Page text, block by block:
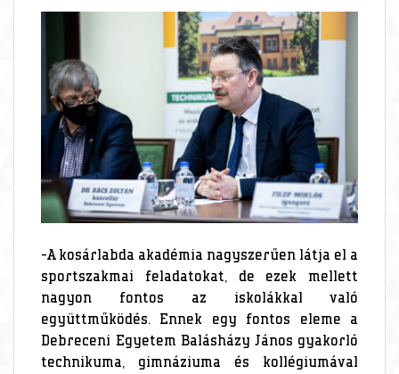
-A kosárlabda akadémia nagyszerűen látja el a
sportszakmai feladatokat, de ezek mellett
nagyon fontos az iskolákkal való
együttműködés. Ennek egy fontos eleme a
Debreceni Egyetem Balásházy János gyakorló
technikuma, gimnáziuma és kollégiumával